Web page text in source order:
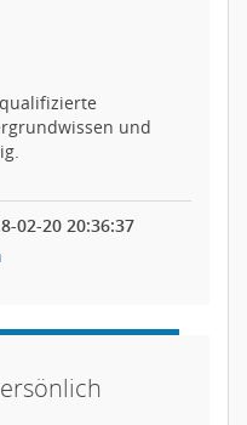
und
02-20 20:36:37